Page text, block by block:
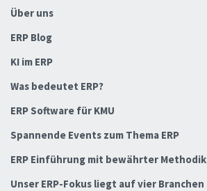
Über uns
ERP Blog
KI im ERP
Was bedeutet ERP?
ERP Software für KMU
Spannende Events zum Thema ERP
ERP Einführung mit bewährter Methodik
Unser ERP-Fokus liegt auf vier Branchen